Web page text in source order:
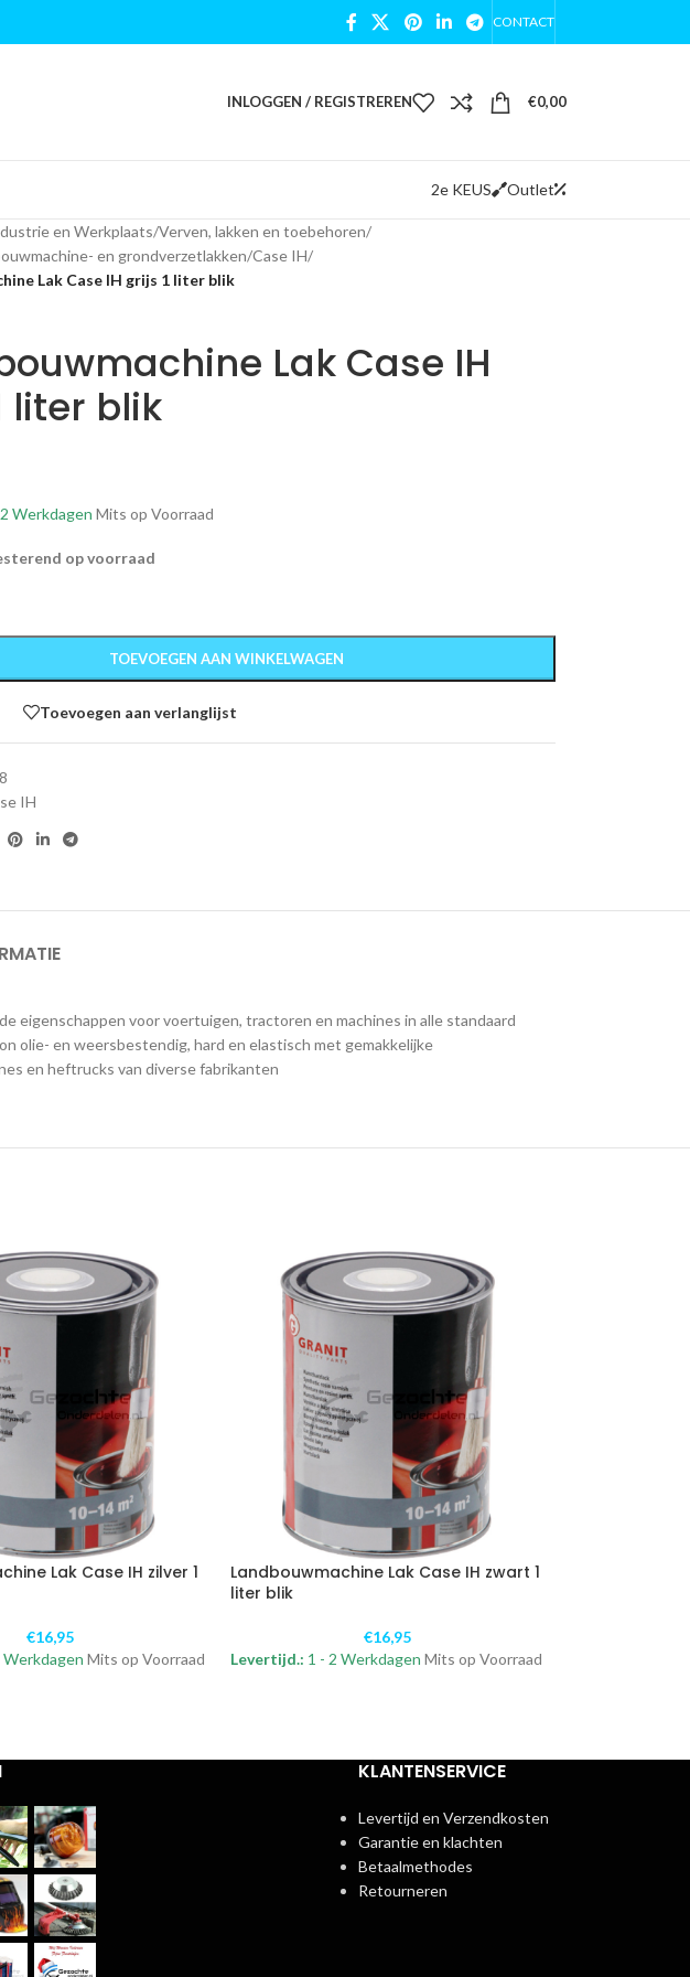
CONTACT
INLOGGEN / REGISTREREN €0,00
2e KEUS Outlet
en Werkplaats/Verven, lakken en toebehoren/
en grondverzetlakken/Case IH/
Lak Case IH grijs 1 liter blik
Lak Case IH
liter blik
Werkdagen Mits op Voorraad
op voorraad
TOEVOEGEN AAN WINKELWAGEN
Toevoegen aan verlanglijst
IH
eigenschappen voor voertuigen, tractoren en machines in alle standaard
olie- en weersbestendig, hard en elastisch met gemakkelijke
en heftrucks van diverse fabrikanten
Lak Case IH zilver 1
€16,95
Werkdagen Mits op Voorraad
Landbouwmachine Lak Case IH zwart 1
liter blik
€16,95
Levertijd.: 1 - 2 Werkdagen Mits op Voorraad
KLANTENSERVICE
Levertijd en Verzendkosten
Garantie en klachten
Betaalmethodes
Retourneren